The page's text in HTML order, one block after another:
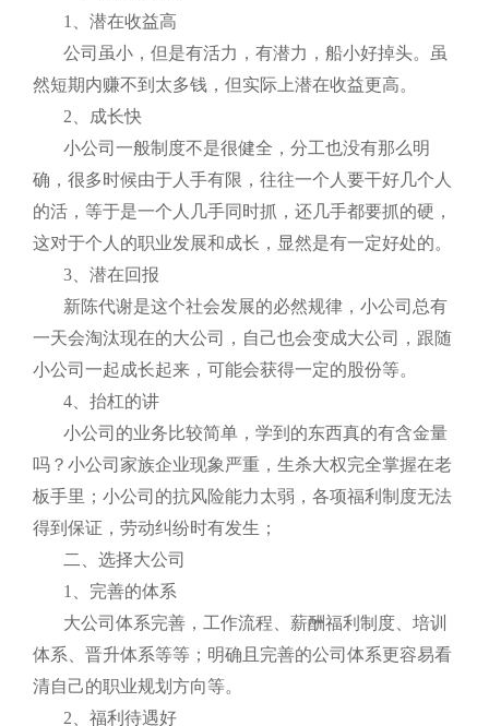
1、潜在收益高
公司虽小，但是有活力，有潜力，船小好掉头。虽
然短期内赚不到太多钱，但实际上潜在收益更高。
2、成长快
小公司一般制度不是很健全，分工也没有那么明
确，很多时候由于人手有限，往往一个人要干好几个人
的活，等于是一个人几手同时抓，还几手都要抓的硬，
这对于个人的职业发展和成长，显然是有一定好处的。
3、潜在回报
新陈代谢是这个社会发展的必然规律，小公司总有
一天会淘汰现在的大公司，自己也会变成大公司，跟随
小公司一起成长起来，可能会获得一定的股份等。
4、抬杠的讲
小公司的业务比较简单，学到的东西真的有含金量
吗？小公司家族企业现象严重，生杀大权完全掌握在老
板手里；小公司的抗风险能力太弱，各项福利制度无法
得到保证，劳动纠纷时有发生；
二、选择大公司
1、完善的体系
大公司体系完善，工作流程、薪酬福利制度、培训
体系、晋升体系等等；明确且完善的公司体系更容易看
清自己的职业规划方向等。
2、福利待遇好